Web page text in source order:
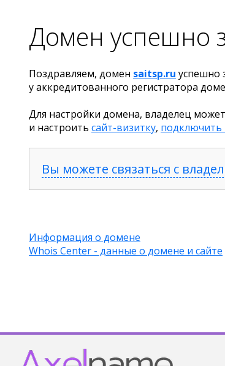
Домен успешно
Поздравляем, домен saitsp.ru успешно
у аккредитованного регистратора
Для настройки домена, владелец
и настроить сайт-визитку, подключить
Вы можете связаться с
Информация о домене
Whois Center - данные о домене и сайте